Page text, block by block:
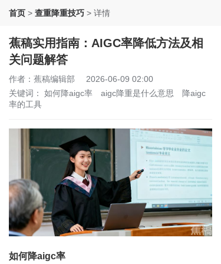
首页 > 查重降重技巧 > 详情
蕉稿实用指南：AIGC率降低方法及相
关问题解答
作者：蕉稿编辑部
2026-06-09 02:00
关键词： 如何降aigc率 aigc降重是什么意思
降aigc
率的工具
如何降aigc率